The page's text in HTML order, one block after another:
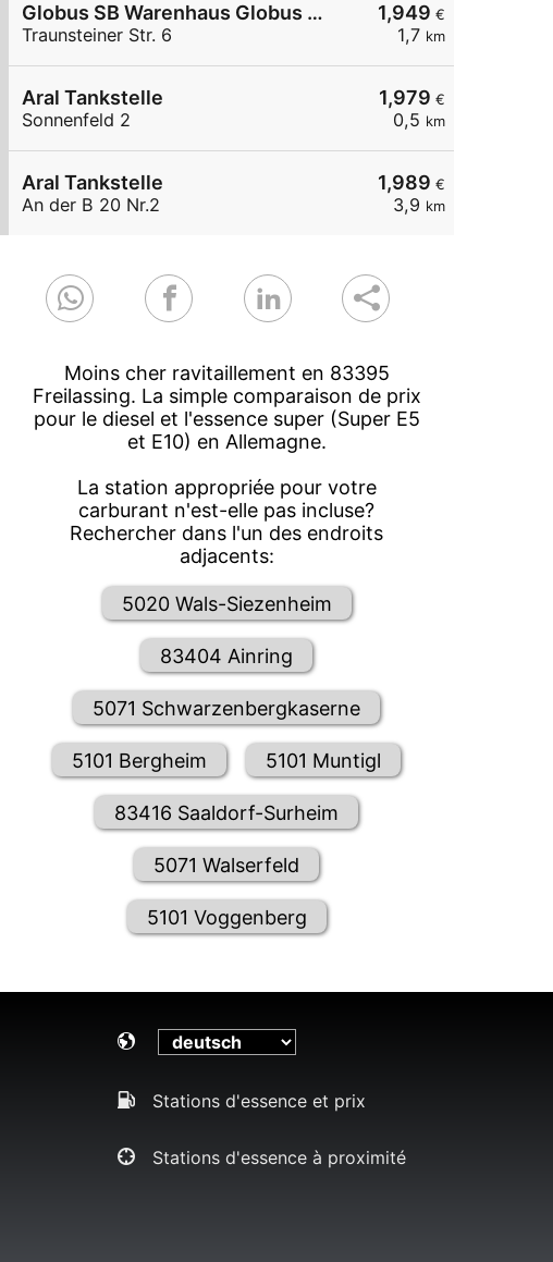
1,949 €
1,7 km
Globus SB Warenhaus Globus Handelshof St. Wendel GmbH & Co. KG Betriebsstätte Freilassing
Traunsteiner Str. 6
1,979 €
0,5 km
Aral Tankstelle
Sonnenfeld 2
1,989 €
3,9 km
Aral Tankstelle
An der B 20 Nr.2
Moins cher ravitaillement en 83395
Freilassing. La simple comparaison de prix
pour le diesel et l'essence super (Super E5
et E10) en Allemagne.
La station appropriée pour votre
carburant n'est-elle pas incluse?
Rechercher dans l'un des endroits
adjacents:
5020 Wals-Siezenheim
83404 Ainring
5071 Schwarzenbergkaserne
5101 Bergheim 5101 Muntigl
83416 Saaldorf-Surheim
5071 Walserfeld
5101 Voggenberg
Stations d'essence et prix
Stations d'essence à proximité